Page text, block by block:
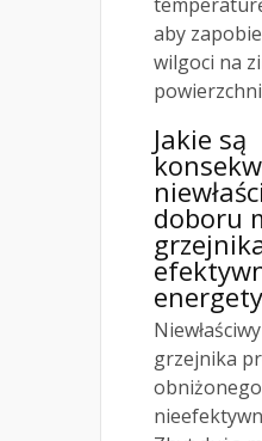
aby
wilgoci na
Jakie są
doboru
grzejnika